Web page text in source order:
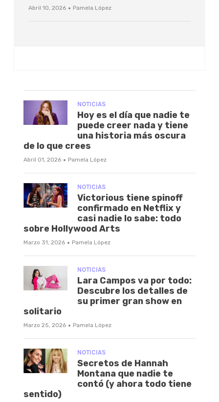
Abril 10, 2026 · Pamela López
NOTICIAS
Hoy es el día que nadie te
puede creer nada y tiene
una historia más oscura
de lo que crees
Abril 01, 2026 · Pamela López
NOTICIAS
Victorious tiene spinoff
confirmado en Netflix y
casi nadie lo sabe: todo
sobre Hollywood Arts
Marzo 31, 2026 · Pamela López
NOTICIAS
Lara Campos va por todo:
Descubre los detalles de
su primer gran show en
solitario
Marzo 25, 2026 · Pamela López
NOTICIAS
Secretos de Hannah
Montana que nadie te
contó (y ahora todo tiene
sentido)